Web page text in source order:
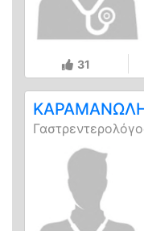
31